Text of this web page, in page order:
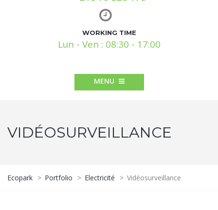
WORKING TIME
Lun - Ven : 08:30 - 17:00
MENU
VIDÉOSURVEILLANCE
Ecopark > Portfolio > Electricité > Vidéosurveillance